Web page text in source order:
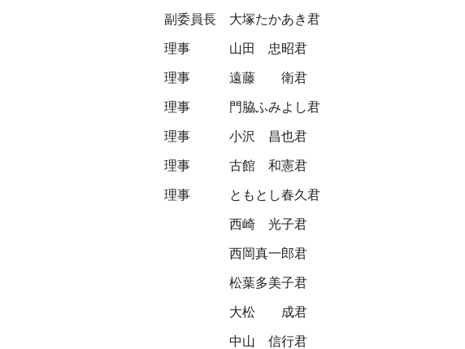
副委員長 大塚たかあき君
理事 山田 忠昭君
理事 遠藤 衛君
理事 門脇ふみよし君
理事 小沢 昌也君
理事 古館 和憲君
理事 ともとし春久君
西崎 光子君
西岡真一郎君
松葉多美子君
大松 成君
中山 信行君